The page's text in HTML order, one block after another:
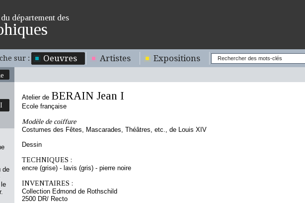
département des
sur : Oeuvres Artistes Expositions
de
Atelier de BERAIN Jean I
Ecole française
Modèle de coiffure
Costumes des Fêtes, Mascarades, Théâtres, etc., de Louis XIV
Dessin
TECHNIQUES :
encre (grise) - lavis (gris) - pierre noire
INVENTAIRES :
Collection Edmond de Rothschild
2500 DR/ Recto